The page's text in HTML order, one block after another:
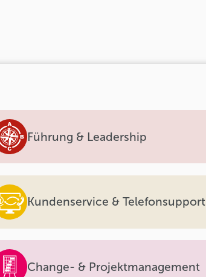
Führung & Leadership
Kundenservice & Telefonsupport
Change- & Projektmanagement